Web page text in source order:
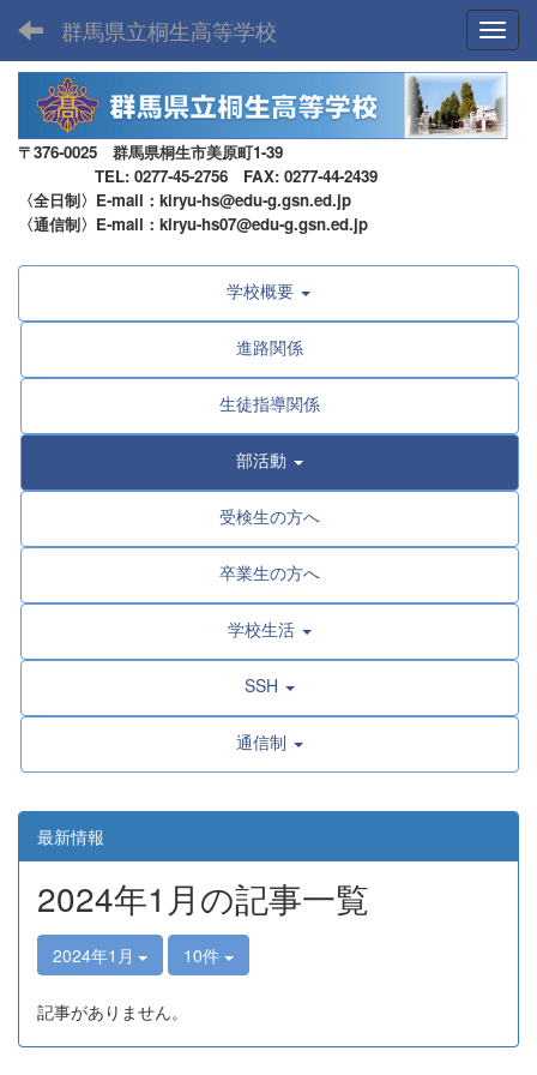
群馬県立桐生高等学校
〒376-0025 群馬県桐生市美原町1-39
TEL: 0277-45-2756 FAX: 0277-44-2439
〈全日制〉E-mail：kiryu-hs@edu-g.gsn.ed.jp
〈通信制〉E-mail：kiryu-hs07@edu-g.gsn.ed.jp
学校概要
進路関係
生徒指導関係
部活動
受検生の方へ
卒業生の方へ
学校生活
SSH
通信制
最新情報
2024年1月の記事一覧
2024年1月 10件
記事がありません。